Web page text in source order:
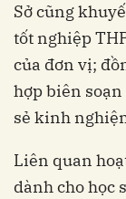
Sở cũng
tốt nghiệp
của đơn vị;
hợp biên
sẻ kinh
Liên quan
dành cho học